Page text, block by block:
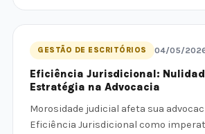
GESTÃO DE ESCRITÓRIOS 04/05/
Eficiência Jurisdicional:
Estratégia na Advocacia
Morosidade judicial afeta sua
Eficiência Jurisdicional como